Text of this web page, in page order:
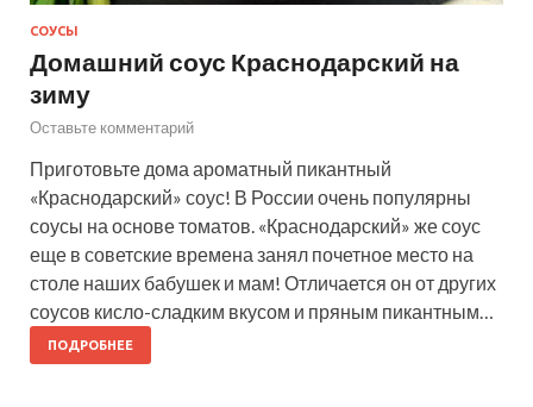
СОУСЫ
Домашний соус Краснодарский на
зиму
Оставьте комментарий
Приготовьте дома ароматный пикантный
«Краснодарский» соус! В России очень популярны
соусы на основе томатов. «Краснодарский» же соус
еще в советские времена занял почетное место на
столе наших бабушек и мам! Отличается он от других
соусов кисло-сладким вкусом и пряным пикантным…
ПОДРОБНЕЕ